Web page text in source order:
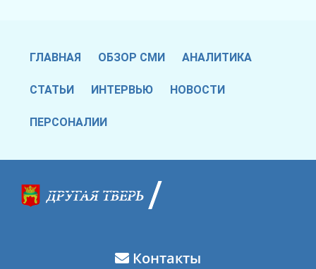
ГЛАВНАЯ ОБЗОР СМИ АНАЛИТИКА
СТАТЬИ ИНТЕРВЬЮ НОВОСТИ
ПЕРСОНАЛИИ
Контакты